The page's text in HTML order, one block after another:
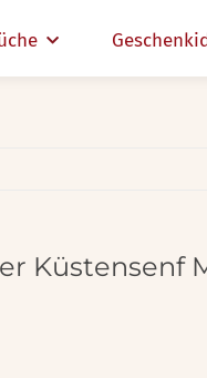
Küstensenf